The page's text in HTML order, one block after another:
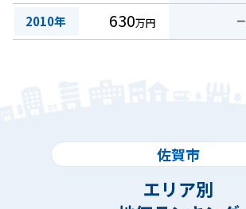
2010年 630万円 −
佐賀市
エリア別